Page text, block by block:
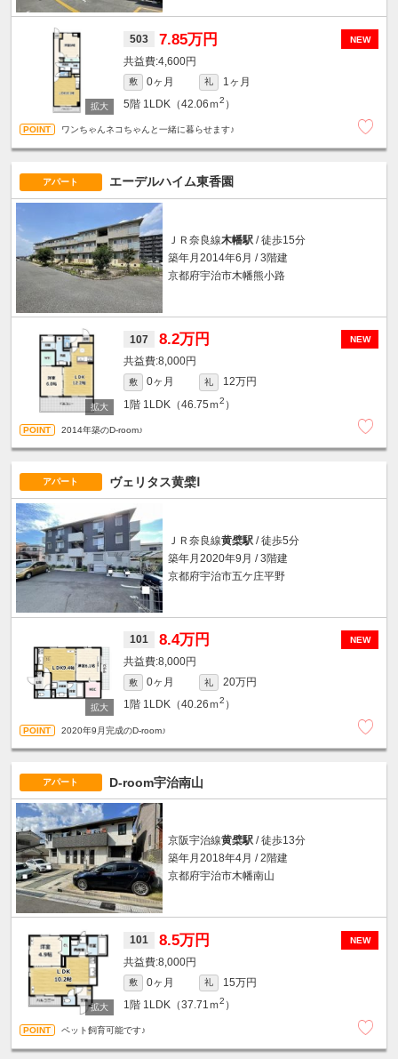
NEW
503 7.85万円
4,600円
敷 0ヶ月 礼
1ヶ月
5階 1LDK（42.06ｍ2 ）
ワンちゃんネコちゃんと一緒に暮らせます♪
アパート エーデルハイム東香園
ＪＲ奈良線木幡駅/ 徒歩15分
築年月2014年6月 / 3階建
京都府宇治市木幡熊小路
NEW
107 8.2万円
8,000円
敷 0ヶ月 礼
12万円
1階 1LDK（46.75ｍ2 ）
2014年築のD-room♪
アパート ヴェリタス黄檗Ⅰ
ＪＲ奈良線黄檗駅/ 徒歩5分
築年月2020年9月 / 3階建
京都府宇治市五ケ庄平野
NEW
101 8.4万円
8,000円
敷 0ヶ月 礼
20万円
1階 1LDK（40.26ｍ2 ）
2020年9月完成のD-room♪
アパート D-room宇治南山
京阪宇治線黄檗駅/ 徒歩13分
築年月2018年4月 / 2階建
京都府宇治市木幡南山
NEW
101 8.5万円
8,000円
敷 0ヶ月 礼
15万円
1階 1LDK（37.71ｍ2 ）
ペット飼育可能です♪